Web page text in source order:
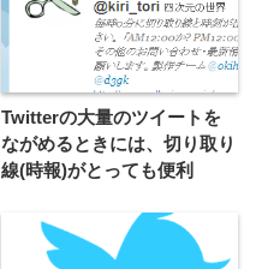
Twitterの大量のツイートを
ながめるときには、切り取り
線(時報)がとっても便利